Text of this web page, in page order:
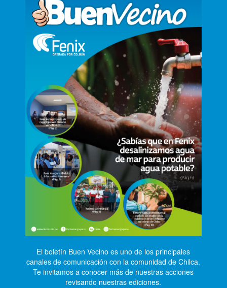
El boletín Buen Vecino es uno de los principales
canales de comunicación con la comunidad de Chilca.
Te invitamos a conocer más de nuestras acciones
revisando nuestras ediciones.